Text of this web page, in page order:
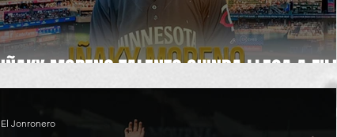
IÑAKY MORENO TALENTO GUINDA LLEGA A FILIS
El Jonronero